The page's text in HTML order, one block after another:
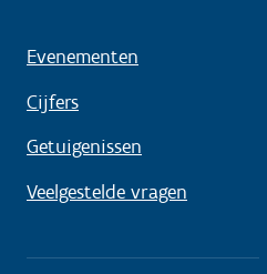
Evenementen
Cijfers
Getuigenissen
Veelgestelde vragen